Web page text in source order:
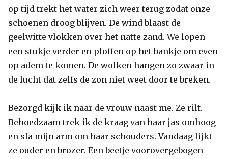
op tijd trekt het water zich weer terug zodat onze
schoenen droog blijven. De wind blaast de
geelwitte vlokken over het natte zand. We lopen
een stukje verder en ploffen op het bankje om even
op adem te komen. De wolken hangen zo zwaar in
de lucht dat zelfs de zon niet weet door te breken.
Bezorgd kijk ik naar de vrouw naast me. Ze rilt.
Behoedzaam trek ik de kraag van haar jas omhoog
en sla mijn arm om haar schouders. Vandaag lijkt
ze ouder en brozer. Een beetje voorovergebogen